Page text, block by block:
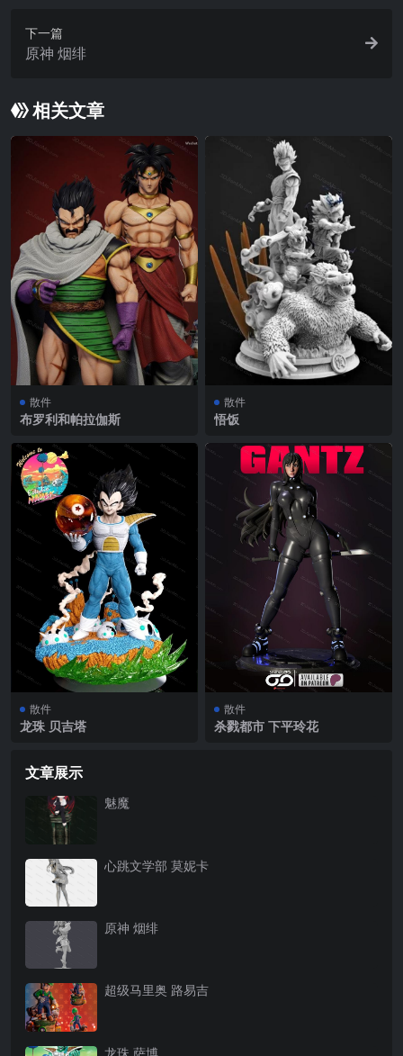
下一篇
原神 烟绯
相关文章
散件
布罗利和帕拉伽斯
散件
悟饭
散件
龙珠 贝吉塔
散件
杀戮都市 下平玲花
文章展示
魅魔
心跳文学部 莫妮卡
原神 烟绯
超级马里奥 路易吉
龙珠 萨博